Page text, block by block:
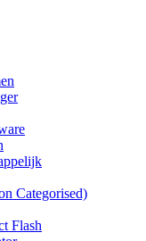
Categorised)
Flash